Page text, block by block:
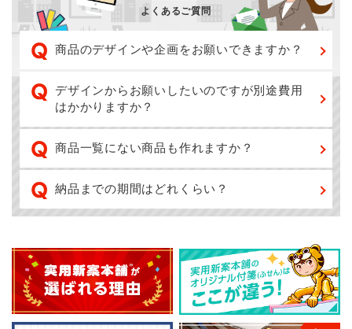
よくあるご質問
商品のデザインや企画をお願いできますか？
デザインからお願いしたいのですが別途費用
はかかりますか？
商品一覧にない商品も作れますか？
納品までの期間はどれくらい？